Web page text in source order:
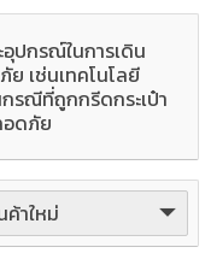
ปกรณ์ในการเดิน
ย เช่นเทคโนโลยี
รณีที่ถูกกรีดกระเป๋า
อดภัย
ค้าใหม่